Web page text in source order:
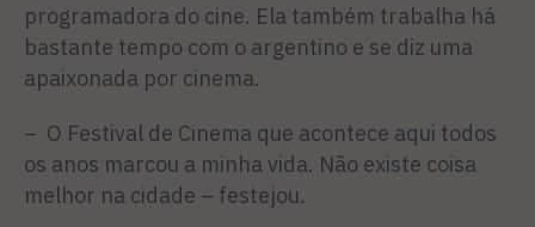
programadora do cine. Ela também trabalha há
bastante tempo com o argentino e se diz uma
apaixonada por cinema.
– O Festival de Cinema que acontece aqui todos
os anos marcou a minha vida. Não existe coisa
melhor na cidade – festejou.